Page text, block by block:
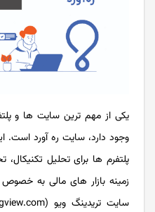
یکی از مهم ترین سایت ها و
وجود دارد، سایت ره آورد است.
پلتفرم ها برای تحلیل تکنیکال،
زمینه بازار های مالی به